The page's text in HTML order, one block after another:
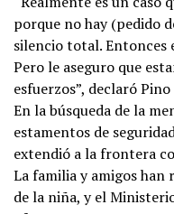
porque no hay (pedido
silencio total. Entonces
Pero le aseguro que
esfuerzos”, declaró
En la búsqueda de la
estamentos de
extendió a la frontera
La familia y amigos
de la niña, y el